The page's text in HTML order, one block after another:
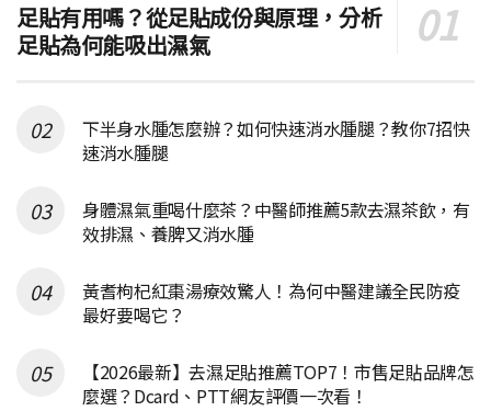
足貼有用嗎？從足貼成份與原理，分析
足貼為何能吸出濕氣
下半身水腫怎麼辦？如何快速消水腫腿？教你7招快
速消水腫腿
身體濕氣重喝什麼茶？中醫師推薦5款去濕茶飲，有
效排濕、養脾又消水腫
黃耆枸杞紅棗湯療效驚人！為何中醫建議全民防疫
最好要喝它？
【2026最新】去濕足貼推薦TOP7！市售足貼品牌怎
麼選？Dcard、PTT網友評價一次看！